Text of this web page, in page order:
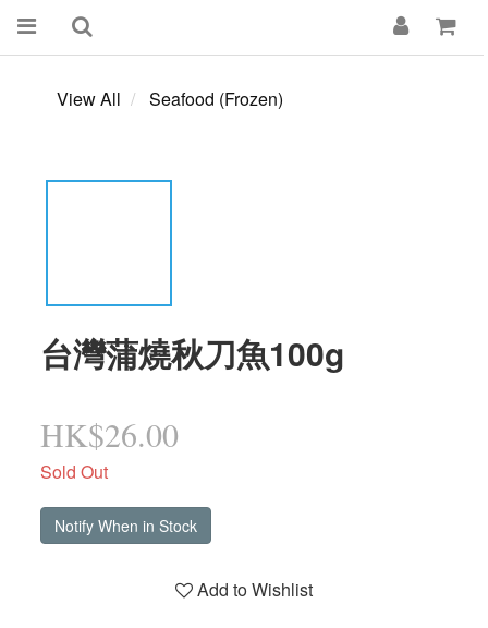
View All Seafood (Frozen)
台灣蒲燒秋刀魚100g
HK$26.00
Sold Out
Notify When in Stock
Add to Wishlist